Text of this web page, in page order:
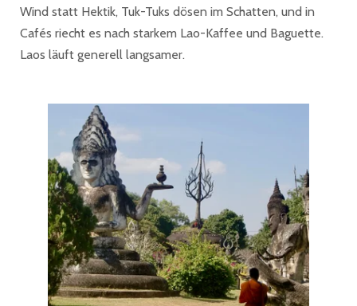
Wind statt Hektik, Tuk-Tuks dösen im Schatten, und in
Cafés riecht es nach starkem Lao-Kaffee und Baguette.
Laos läuft generell langsamer.